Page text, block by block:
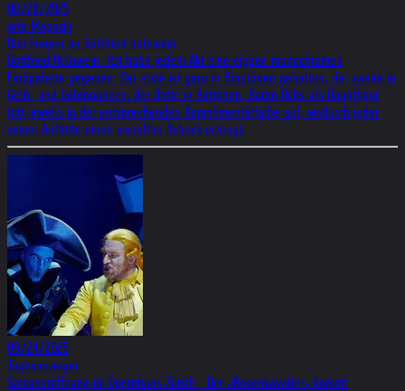
08/28/2025
arte Magazin
Drei Fragen an Gottfried helnwein
Gottfried Helnwein: Ich habe jedem Akt eine eigene monochromen
Farbpalette gegeben: Der erste ist ganz in Blautönen gehalten, der zweite in
Gelb- und Goldnuancen, der dritte in Rottönen. Baron Ochs als Hauptfigur
tritt jeweils in der entsprechenden Komplimentärfarbe auf, wodurch jeder
seiner Auftritte einen visuellen Schock erzeugt.
09/24/2025
Tagesanzeiger
Saisoneröffnung im Opernhaus Zürich - Der «Rosenkavalier» kommt